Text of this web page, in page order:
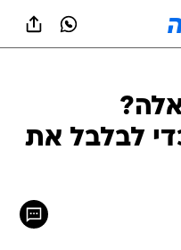
לבלבל את